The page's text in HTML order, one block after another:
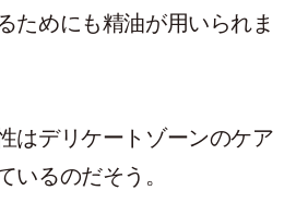
ためにも精油が用いられま
はデリケートゾーンのケア
いるのだそう。